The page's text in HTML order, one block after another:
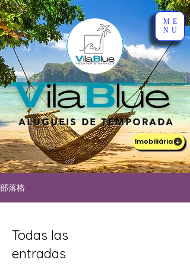
ALUGUEIS DE TEMPORADA
Imobiliária
ME
NU
部落格
Todas las
entradas